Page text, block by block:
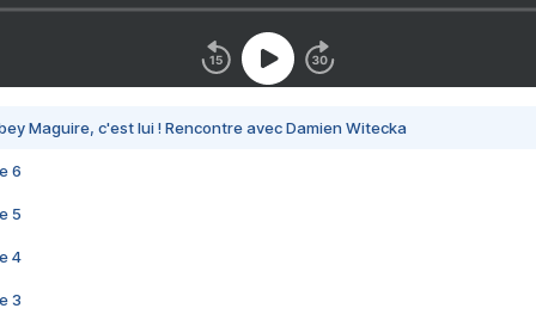
Maguire, c'est lui ! Rencontre avec Damien Witecka
6
5
4
3